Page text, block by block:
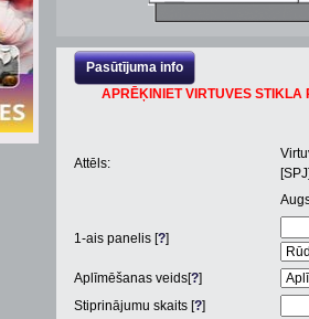
Pasūtījuma info
APRĒĶINIET VIRTUVES
Attēls:
1-ais panelis [?]
Aplīmēšanas veids[?]
Stiprinājumu skaits [?]